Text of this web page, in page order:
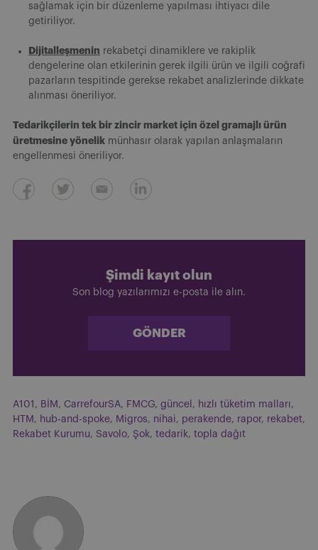
sağlamak için bir düzenleme yapılması ihtiyacı dile
getiriliyor.
Dijitalleşmenin rekabetçi dinamiklere ve rakiplik
dengelerine olan etkilerinin gerek ilgili ürün ve ilgili coğrafi
pazarların tespitinde gerekse rekabet analizlerinde dikkate
alınması öneriliyor.
Tedarikçilerin tek bir zincir market için özel gramajlı ürün
üretmesine yönelik münhasır olarak yapılan anlaşmaların
engellenmesi öneriliyor.
Şimdi kayıt olun
Son blog yazılarımızı e-posta ile alın.
GÖNDER
A101 , BİM , CarrefourSA, FMCG, güncel , hızlı tüketim malları,
HTM , hub-and-spoke, Migros, nihai, perakende, rapor, rekabet,
Rekabet Kurumu, Savolo, Şok, tedarik, topla dağıt